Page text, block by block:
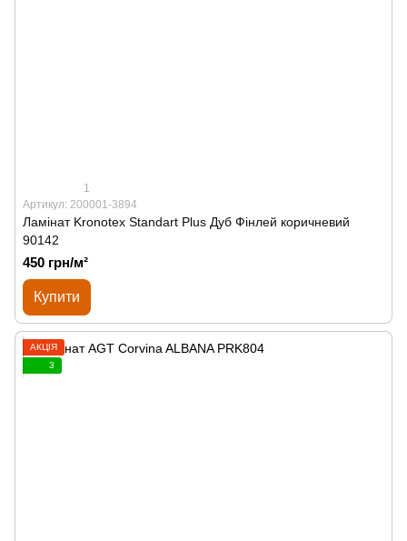
1
Артикул: 200001-3894
Ламінат Kronotex Standart Plus Дуб Фінлей коричневий
90142
450 грн/м²
Купити
АКЦІЯ
3